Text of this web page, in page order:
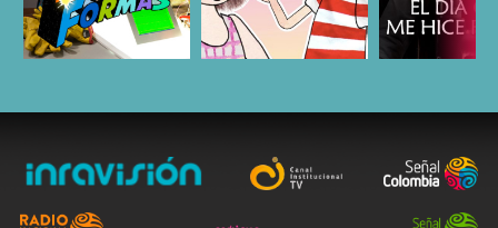
ESCUCHAR ESCUCHAR